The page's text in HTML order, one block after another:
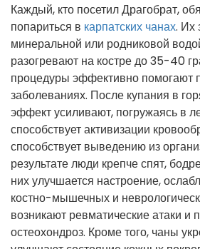
Каждый, кто посетил Драгобрат,
попариться в карпатских чанах. Их
минеральной или родниковой
разогревают на костре до 35-40
процедуры эффективно помогают
заболеваниях. После купания в
эффект усиливают, погружаясь в
способствует активизации
способствует выведению из
результате люди крепче спят,
них улучшается настроение,
костно-мышечных и
возникают ревматические атаки и
остеохондроз. Кроме того, чаны